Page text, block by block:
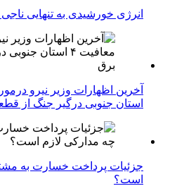
انرژی خورشیدی به تنهایی
استان جنوبی درگیر جنگ از
جزئیات پرداخت خسارت به
است؟